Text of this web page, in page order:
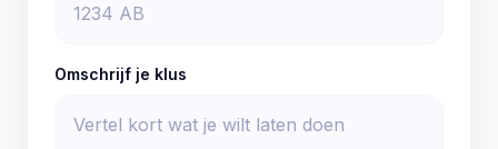
Omschrijf je klus